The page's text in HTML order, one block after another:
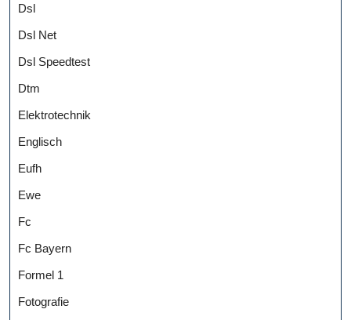
Dsl
Dsl Net
Dsl Speedtest
Dtm
Elektrotechnik
Englisch
Eufh
Ewe
Fc
Fc Bayern
Formel 1
Fotografie